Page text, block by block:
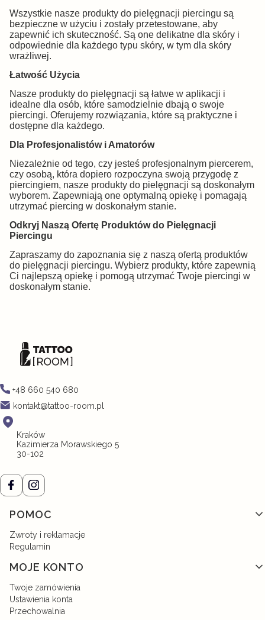
Wszystkie nasze produkty do pielęgnacji piercingu są
bezpieczne w użyciu i zostały przetestowane, aby
zapewnić ich skuteczność. Są one delikatne dla skóry i
odpowiednie dla każdego typu skóry, w tym dla skóry
wrażliwej.
Łatwość Użycia
Nasze produkty do pielęgnacji są łatwe w aplikacji i
idealne dla osób, które samodzielnie dbają o swoje
piercingi. Oferujemy rozwiązania, które są praktyczne i
dostępne dla każdego.
Dla Profesjonalistów i Amatorów
Niezależnie od tego, czy jesteś profesjonalnym piercerem,
czy osobą, która dopiero rozpoczyna swoją przygodę z
piercingiem, nasze produkty do pielęgnacji są doskonałym
wyborem. Zapewniają one optymalną opiekę i pomagają
utrzymać piercing w doskonałym stanie.
Odkryj Naszą Ofertę Produktów do Pielęgnacji
Piercingu
Zapraszamy do zapoznania się z naszą ofertą produktów
do pielęgnacji piercingu. Wybierz produkty, które zapewnią
Ci najlepszą opiekę i pomogą utrzymać Twoje piercingi w
doskonałym stanie.
+48 660 540 680
kontakt@tattoo-room.pl
Kraków
Kazimierza Morawskiego 5
30-102
Linki w stopce
POMOC
Zwroty i reklamacje
Regulamin
MOJE KONTO
Twoje zamówienia
Ustawienia konta
Przechowalnia